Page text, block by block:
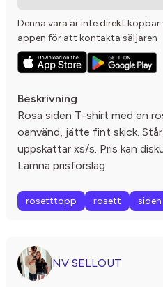
Denna vara är inte direkt
appen för att kontakta säljaren
Beskrivning
Rosa siden T-shirt med en
oanvänd, jätte fint skick.
uppskattar xs/s. Pris kan
Lämna prisförslag
rosetttopp rosett siden
NV SELLOUT